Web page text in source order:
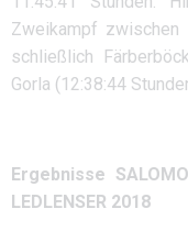
Zweikampf zwischen
schließlich
Gorla (12:38:44
Ergebnisse
LEDLENSER 2018